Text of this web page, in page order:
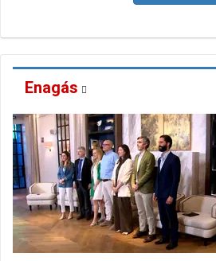
Enagás